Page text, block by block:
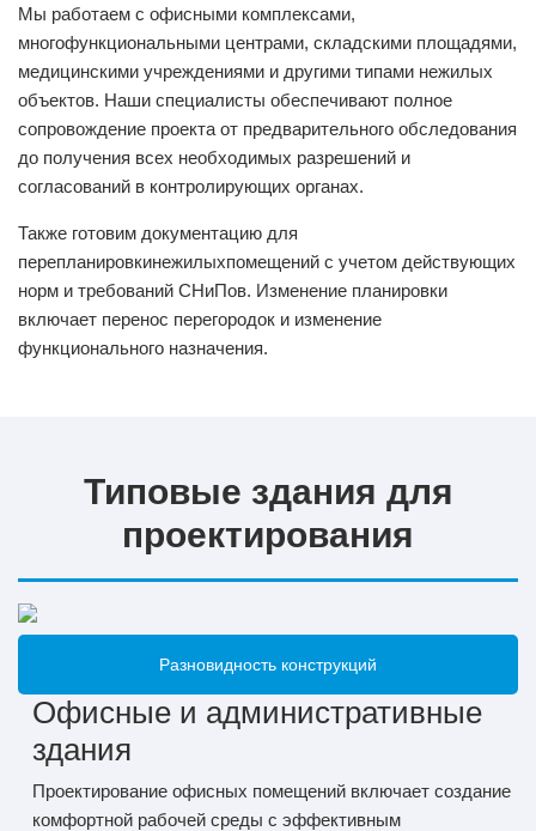
Мы работаем с офисными комплексами,
многофункциональными центрами, складскими площадями,
медицинскими учреждениями и другими типами нежилых
объектов. Наши специалисты обеспечивают полное
сопровождение проекта от предварительного обследования
до получения всех необходимых разрешений и
согласований в контролирующих органах.
Также готовим документацию для
перепланировкинежилыхпомещений с учетом действующих
норм и требований СНиПов. Изменение планировки
включает перенос перегородок и изменение
функционального назначения.
Типовые здания для
проектирования
Разновидность конструкций
Офисные и административные
здания
Проектирование офисных помещений включает создание
комфортной рабочей среды с эффективным